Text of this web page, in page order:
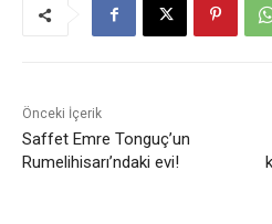
Önceki İçerik
Saffet Emre Tonguç’un
Rumelihisarı’ndaki evi!